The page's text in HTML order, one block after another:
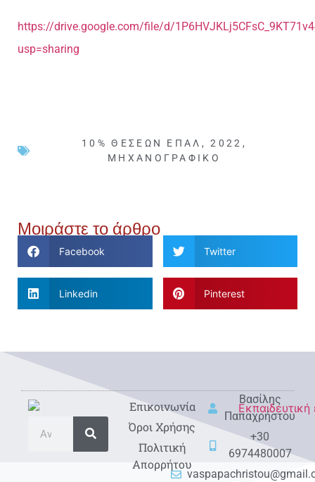
https://drive.google.com/file/d/
usp=sharing
10% ΘΈΣΕΩΝ ΕΠΑΛ ,2022 ,
ΜΗΧΑΝΟΓΡΑΦΙΚΌ
Μοιράστε το άρθρο
Facebook Twitter
Linkedin Pinterest
Eπικοινωνία
Όροι Χρήσης
Πολιτική
Απορρήτου
Βασίλης
Παπαχρήστου
+30
6974480007